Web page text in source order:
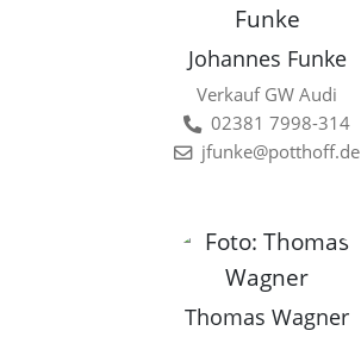
Johannes Funke
Verkauf GW Audi
02381 7998-314
jfunke@potthoff.de
Thomas Wagner